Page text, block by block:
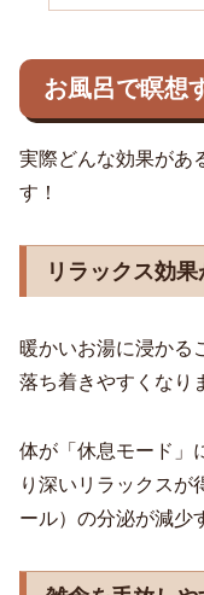
お風呂で瞑想
実際どんな効果があ
す！
リラックス効果
暖かいお湯に浸かる
落ち着きやすくなり
体が「休息モード」
り深いリラックスが
ール）の分泌が減少